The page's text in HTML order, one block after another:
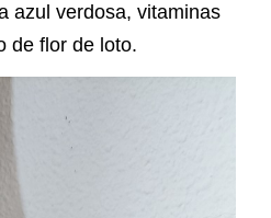
azul verdosa, vitaminas
de flor de loto.